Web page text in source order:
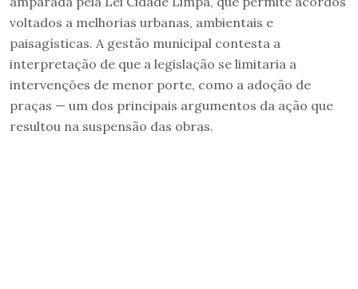
voltados a melhorias urbanas, ambientais e
paisagísticas. A gestão municipal contesta a
interpretação de que a legislação se limitaria a
intervenções de menor porte, como a adoção de
praças — um dos principais argumentos da ação que
resultou na suspensão das obras.